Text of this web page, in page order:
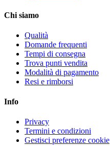
Chi siamo
Qualità
Domande frequenti
Tempi di consegna
Trova punti vendita
Modalità di pagamento
Resi e rimborsi
Info
Privacy
Termini e condizioni
Gestisci preferenze cookie